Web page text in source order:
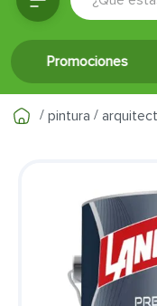
Promociones
pintura